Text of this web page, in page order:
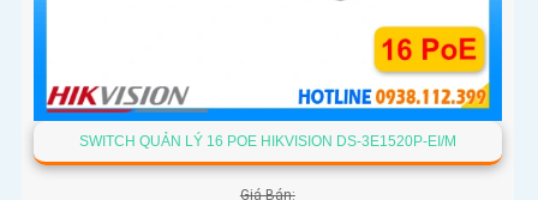
SWITCH QUẢN LÝ 16 POE HIKVISION DS-3E1520P-EI/M
Giá Bán: